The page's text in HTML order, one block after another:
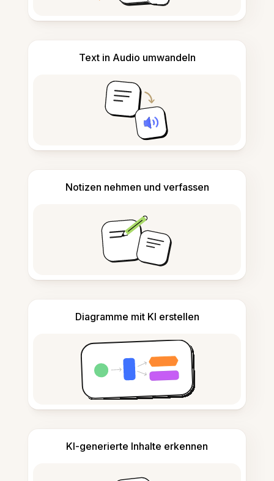
Text in Audio umwandeln
Notizen nehmen und verfassen
Diagramme mit KI erstellen
KI-generierte Inhalte erkennen